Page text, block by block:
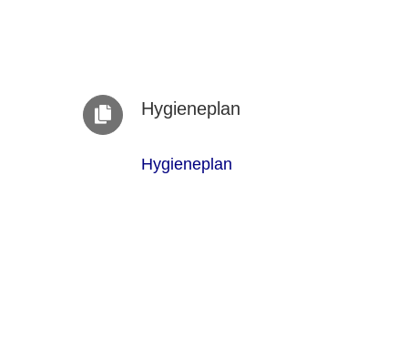
Hygieneplan
Hygieneplan